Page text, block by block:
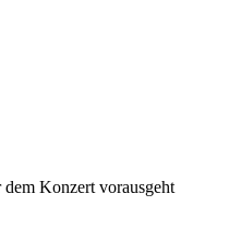
Konzert vorausgeht